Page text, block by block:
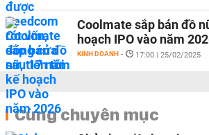
Coolmate sắp bán đồ
hoạch IPO vào năm
KINH DOANH - 17:00 | 25/02/2025
Cùng chuyên mục